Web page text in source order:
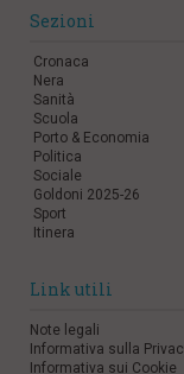
Sezioni
Cronaca
Nera
Sanità
Scuola
Porto & Economia
Politica
Sociale
Goldoni 2025-26
Sport
Itinera
Link utili
Note legali
Informativa sulla
Informativa sui Cookie